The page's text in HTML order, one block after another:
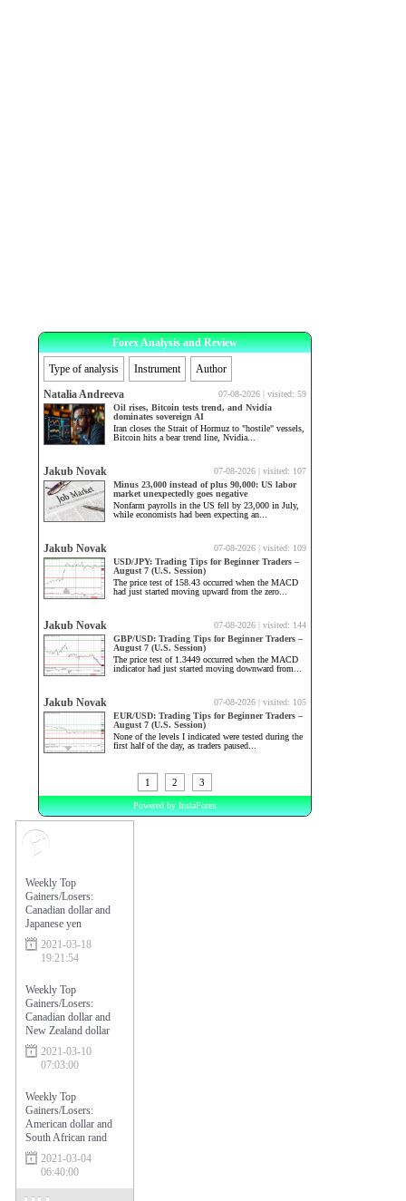
Weekly Top
Gainers/Losers:
Canadian dollar and
Japanese yen
2021-03-18
19:21:54
Weekly Top
Gainers/Losers:
Canadian dollar and
New Zealand dollar
2021-03-10
07:03:00
Weekly Top
Gainers/Losers:
American dollar and
South African rand
2021-03-04
06:40:00